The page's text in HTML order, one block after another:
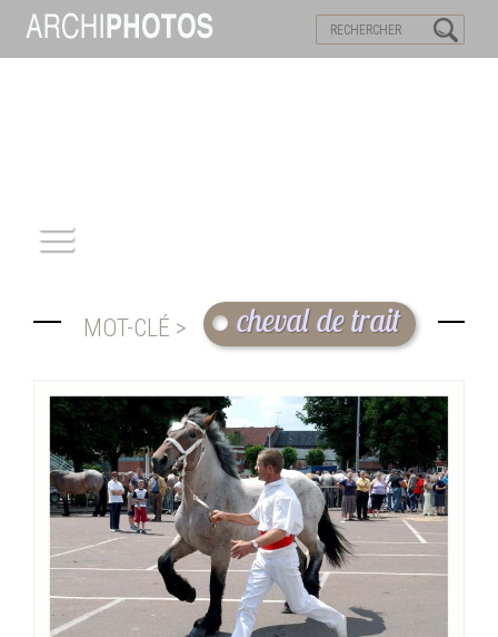
PATRIMOINE
REPORTAGE
INFOS
PORTFOLIO
CONTACT
MOT-CLÉ > cheval de trait